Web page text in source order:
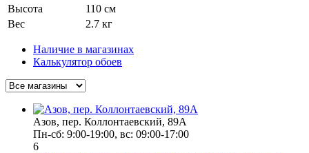
Высота
110 см
Вес
2.7 кг
Наличие в магазинах
Калькулятор обоев
Азов, пер. Коллонтаевский, 89А
Пн-сб: 9:00-19:00, вс: 09:00-17:00
6